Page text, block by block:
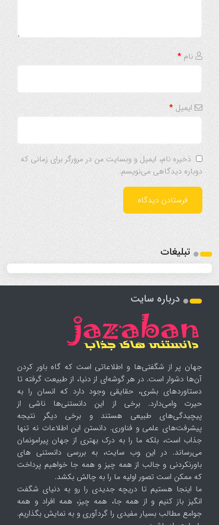
نام*
ایمیل*
ذخیره نام، ایمیل و وبسایت من در مرورگر برای زمانی که
دوباره دیدگاهی می‌نویسم.
تبلیغات
درباره سایت
جهان پر از شگفتی‌ها و اطلاعاتی است که گاه باور کردن
آن‌ها دشوار است. در هر گوشه‌ای از دنیا، از طبیعت گرفته تا
دستاوردهای بشری، حقایقی وجود دارد که انسان را به
حیرت وامی‌دارد. برخی از این دانستنی‌ها ناشی از
پیچیدگی‌های طبیعی هستند و برخی دیگر نتیجه
پیشرفت‌های علمی و فناوری. دانستن این اطلاعات نه تنها
جذاب است، بلکه ما را به درک بهتری از جهان پیرامونمان
می‌رساند. در این وب سایت، به بررسی دانستنی های
باورنکردنی و جالب از همه چیز و همه جا خواهیم پرداخت
که ممکن است تصور اولیه ما را به چالش بکشد.
ما اینجا هستیم تا دریچه جدیدی را رو به دنیای شگفت
انگیز باز کنیم و از همه جا، همه چیز، همه افراد و همه
جوامع مطالب بسیار مفیدی را گردآوری و به نمایش بگذاریم.